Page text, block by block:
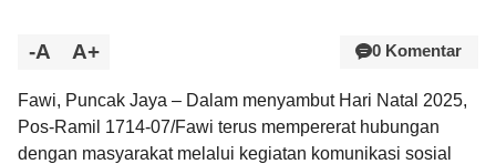
-A A+ 0 Komentar
Fawi, Puncak Jaya – Dalam menyambut Hari Natal 2025,
Pos-Ramil 1714-07/Fawi terus mempererat hubungan
dengan masyarakat melalui kegiatan komunikasi sosial